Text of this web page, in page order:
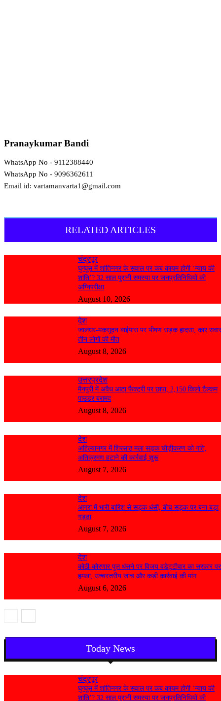
Pranaykumar Bandi
WhatsApp No - 9112388440
WhatsApp No - 9096362611
Email id: vartamanvarta1@gmail.com
RELATED ARTICLES
चंद्रपूर
घुग्घूस में शांतिनगर के सवाल पर कब कायम होगी ‘न्याय की
शांति’? 32 साल पुरानी समस्या पर जनप्रतिनिधियों की
अग्निपरीक्षा
August 10, 2026
देश
जालंधर-मकसूदन बाईपास पर भीषण सड़क हादसा, कार
तीन लोगों की मौत
August 8, 2026
उत्तरप्रदेश
मैनपुरी में अवैध आटा फैक्ट्री पर छापा, 2,150 किलो टैल्कम
पाउडर बरामद
August 8, 2026
देश
अहिल्यानगर में शिरसाठ मला सड़क चौड़ीकरण को गति,
अतिक्रमण हटाने की कार्रवाई शुरू
August 7, 2026
देश
आगरा में भारी बारिश से सड़क धंसी, बीच सड़क पर बना बड़ा
गड्ढा
August 7, 2026
देश
कोठी-कोरणार पुल धंसने पर विजय वडेट्टीवार का सरकार पर
हमला, उच्चस्तरीय जांच और कड़ी कार्रवाई की मांग
August 6, 2026
Today News
चंद्रपूर
घुग्घूस में शांतिनगर के सवाल पर कब कायम होगी ‘न्याय की
शांति’? 32 साल पुरानी समस्या पर जनप्रतिनिधियों की